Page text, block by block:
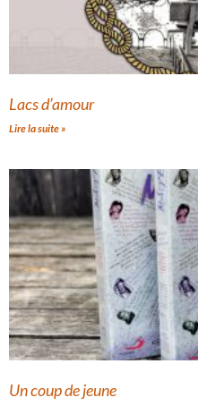
Lacs d’amour
Lire la suite »
Un coup de jeune